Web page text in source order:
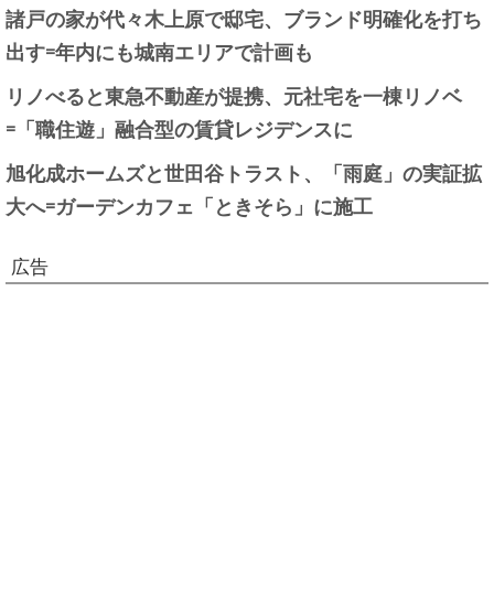
諸戸の家が代々木上原で邸宅、ブランド明確化を打ち
出す=年内にも城南エリアで計画も
リノべると東急不動産が提携、元社宅を一棟リノベ
=「職住遊」融合型の賃貸レジデンスに
旭化成ホームズと世田谷トラスト、「雨庭」の実証拡
大へ=ガーデンカフェ「ときそら」に施工
広告